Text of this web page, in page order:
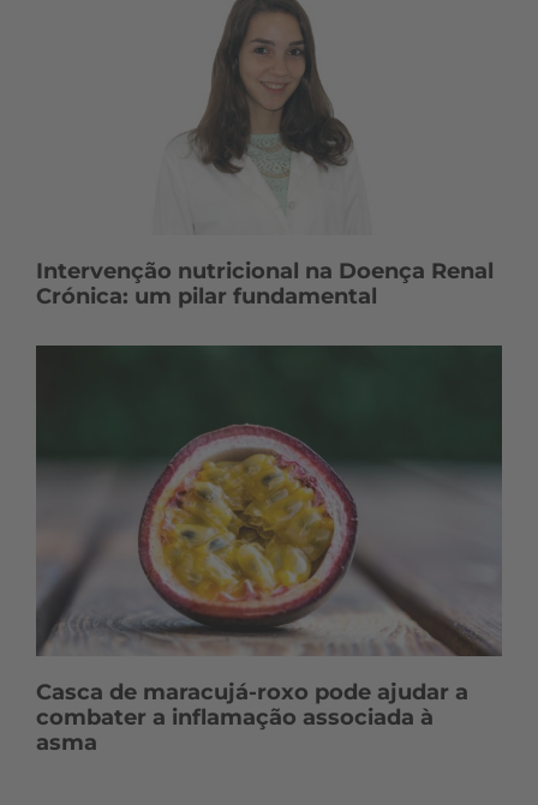
Intervenção nutricional na Doença Renal
Crónica: um pilar fundamental
Casca de maracujá-roxo pode ajudar a
combater a inflamação associada à
asma